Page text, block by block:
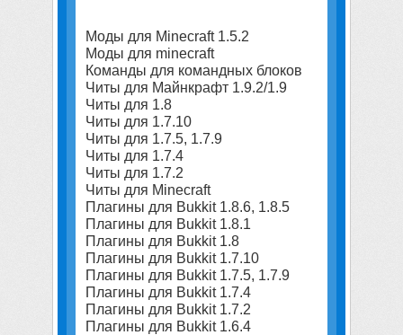
Моды для Minecraft 1.5.2
Моды для minecraft
Команды для командных блоков
Читы для Майнкрафт 1.9.2/1.9
Читы для 1.8
Читы для 1.7.10
Читы для 1.7.5, 1.7.9
Читы для 1.7.4
Читы для 1.7.2
Читы для Minecraft
Плагины для Bukkit 1.8.6, 1.8.5
Плагины для Bukkit 1.8.1
Плагины для Bukkit 1.8
Плагины для Bukkit 1.7.10
Плагины для Bukkit 1.7.5, 1.7.9
Плагины для Bukkit 1.7.4
Плагины для Bukkit 1.7.2
Плагины для Bukkit 1.6.4